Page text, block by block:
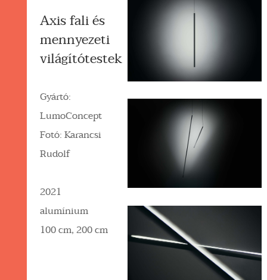
Axis fali és
mennyezeti
világítótestek
Gyártó:
LumoConcept
Fotó: Karancsi
Rudolf
2021
alumínium
100 cm, 200 cm